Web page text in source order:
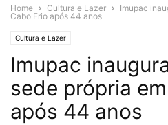
Home Cultura e Lazer
Imupac
Cabo Frio após 44 anos
Cultura e Lazer
Imupac
sede própria
após 44 anos